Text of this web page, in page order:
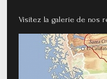
Visitez la galerie de nos